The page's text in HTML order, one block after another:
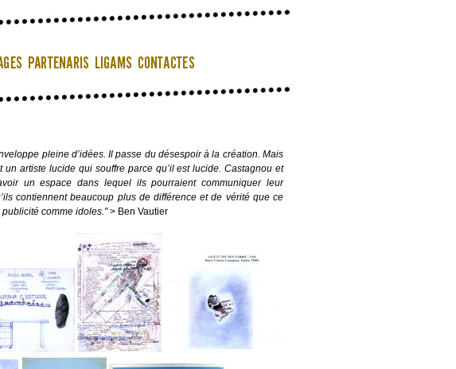
pleine d’idées. Il passe du désespoir à la création. Mais
un artiste lucide qui souffre parce qu’il est lucide. Castagnou et
un espace dans lequel ils pourraient communiquer leur
contiennent beaucoup plus de différence et de vérité que ce
comme idoles."> Ben Vautier